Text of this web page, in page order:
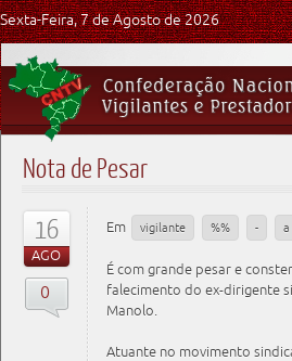
Sexta-Feira, 7 de Agosto de 2026
Nota de Pesar
16
AGO
0
Em vigilante %% - a
É com grande pesar e
falecimento do ex-dirigente
Manolo.
Atuante no movimento